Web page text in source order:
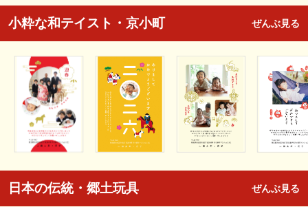
小粋な和テイスト・京小町 ぜんぶ見る
日本の伝統・郷土玩具 ぜんぶ見る